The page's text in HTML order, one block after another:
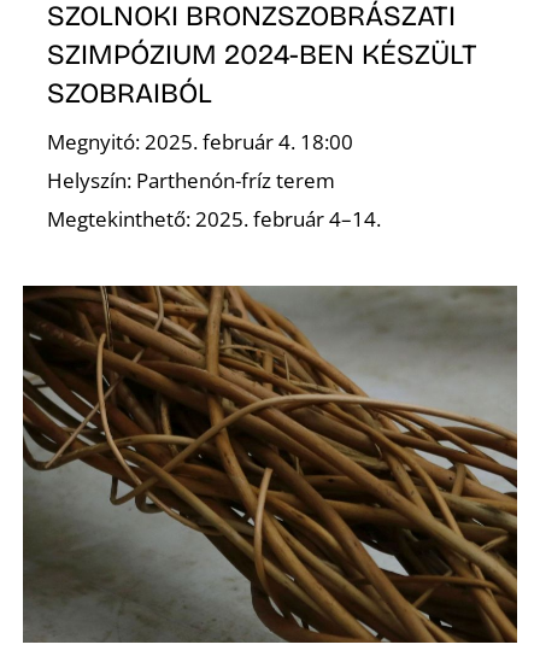
SZOLNOKI BRONZSZOBRÁSZATI
SZIMPÓZIUM 2024-BEN KÉSZÜLT
SZOBRAIBÓL
Megnyitó: 2025. február 4. 18:00
Helyszín: Parthenón-fríz terem
Megtekinthető: 2025. február 4–14.